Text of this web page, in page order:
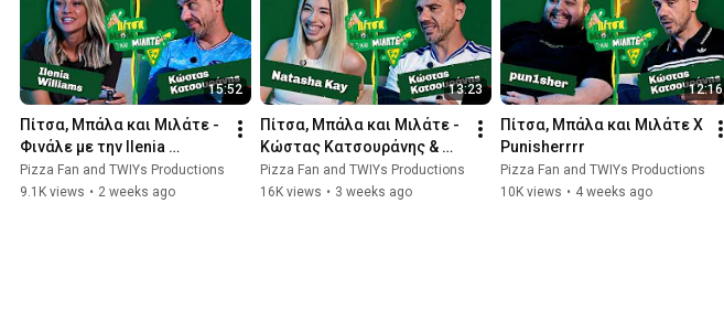
15:52
Πίτσα, Μπάλα και Μιλάτε -
Φινάλε με την Ilenia
Williams
Pizza Fan and TWIYs Productions
9.1K views • 2 weeks ago
13:23
Πίτσα, Μπάλα και Μιλάτε -
Κώστας Κατσουράνης &
Natasha Kay
Pizza Fan and TWIYs Productions
16K views • 3 weeks ago
12:16
Πίτσα, Μπάλα και Μιλάτε Χ
Punisherrrr
Pizza Fan and TWIYs Productions
10K views • 4 weeks ago